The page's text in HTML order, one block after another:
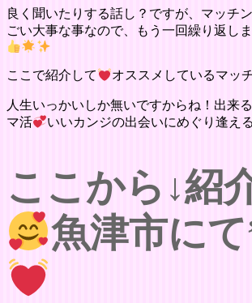
良く聞いたりする話し？ですが、マッチ
ごい大事な事なので、もう一回繰り返し
ここで紹介して オススメしているマッ
人生いっかいしか無いですからね！出来
マ活
いいカンジの出会いにめぐり逢え
ここから↓紹
魚津市に